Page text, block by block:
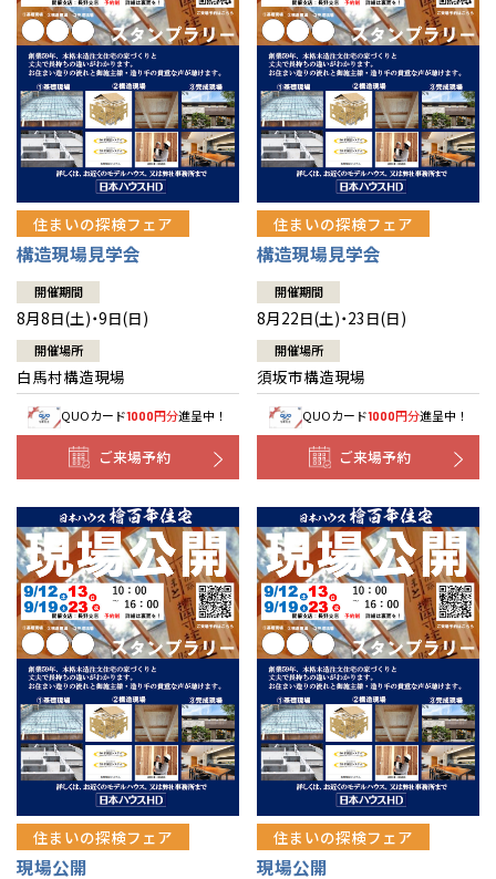
住まいの探検フェア
構造現場見学会
開催期間
8月8日(土)・9日(日)
開催場所
白馬村構造現場
QUOカード1000円分進呈中！
ご来場予約
住まいの探検フェア
構造現場見学会
開催期間
8月22日(土)・23日(日)
開催場所
須坂市構造現場
QUOカード1000円分進呈中！
ご来場予約
住まいの探検フェア
現場公開
住まいの探検フェア
現場公開